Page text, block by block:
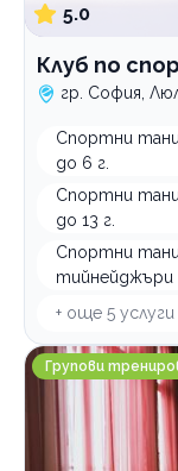
5.0
Клуб по
гр. София,
Спортни
до 6 г.
Спортни
до 13 г.
Спортни
тийнейджъри
+ още 5 услуги
Yoga District
Групови